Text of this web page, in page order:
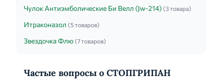
Чулок Антиэмболические Би Велл (Jw-214) (3 товара)
Итраконазол (5 товаров)
Звездочка Флю (7 товаров)
Частые вопросы о СТОПГРИПАН